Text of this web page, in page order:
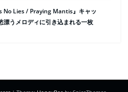
No Lies / Praying Mantis』キャッ
漂うメロディに引き込まれる一枚